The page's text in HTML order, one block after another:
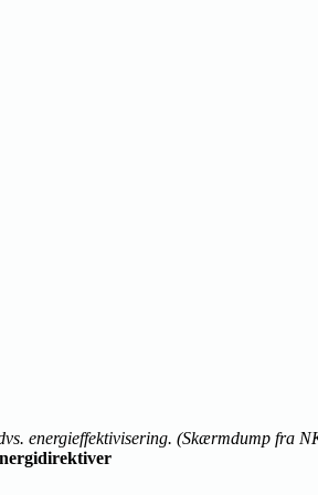
energieffektivisering. (Skærmdump fra